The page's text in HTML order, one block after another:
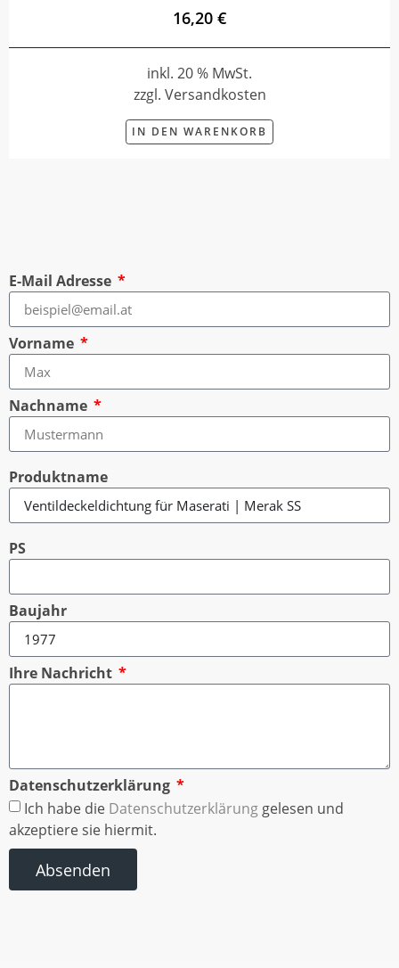
16,20 €
inkl. 20 % MwSt.
zzgl. Versandkosten
IN DEN WARENKORB
E-Mail Adresse
Vorname
Nachname
Produktname
PS
Baujahr
Ihre Nachricht
Datenschutzerklärung
Ich habe die Datenschutzerklärung gelesen und
akzeptiere sie hiermit.
Absenden